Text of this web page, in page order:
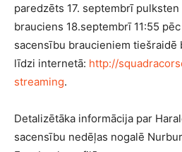
paredzēts 17. septembrī pulksten
brauciens 18.septembrī 11:55
sacensību braucieniem tiešraidē
līdzi internetā: http://
streaming.
Detalizētāka informācija par
sacensību nedēļas nogalē